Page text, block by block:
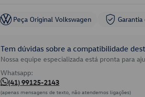
Peça Original Volkswagen
Tem dúvidas sobre a compatibilidade
Nossa equipe especializada está pronta para
Whatsapp:
(41) 99125-2143
(apenas mensagens de texto, não atendemos ligações)